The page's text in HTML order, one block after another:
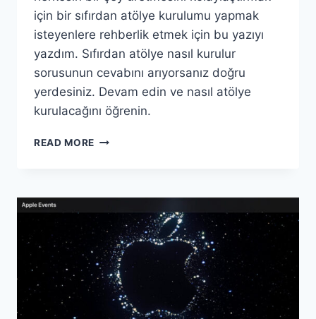
için bir sıfırdan atölye kurulumu yapmak
isteyenlere rehberlik etmek için bu yazıyı
yazdım. Sıfırdan atölye nasıl kurulur
sorusunun cevabını arıyorsanız doğru
yerdesiniz. Devam edin ve nasıl atölye
kurulacağını öğrenin.
READ MORE SIFIRDAN
NASIL
KURULUR?